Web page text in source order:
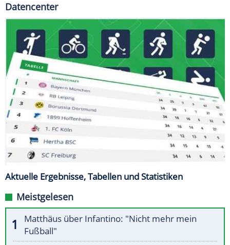
Datencenter
Aktuelle Ergebnisse, Tabellen und Statistiken
Meistgelesen
Matthäus über Infantino: "Nicht mehr mein
Fußball"